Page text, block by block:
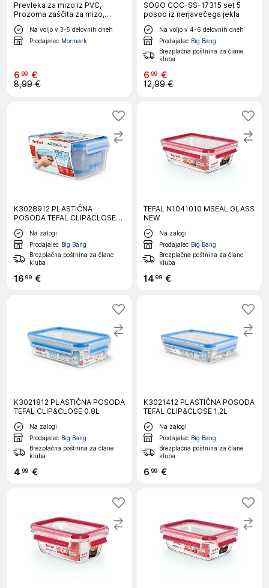
Prevleka za mizo iz PVC,
Prozorna zaščita za mizo,
Namizni prt, Namizna folija
(90x160 cm) | DURACOVER
Na voljo v 3-5 delovnih dneh
Prodajalec Mormark
6 99 €
8,99 €
SOGO COC-SS-17315 set 5
posod iz nerjavečega jekla
Na voljo v 4-6 delovnih dneh
Prodajalec Big Bang
Brezplačna poštnina za člane
kluba
6 99 €
12,99 €
K3028912 PLASTIČNA
POSODA TEFAL CLIP&CLOSE
3del set
Na zalogi
Prodajalec Big Bang
Brezplačna poštnina za člane
kluba
1699 €
TEFAL N1041010 MSEAL GLASS
NEW
Na zalogi
Prodajalec Big Bang
Brezplačna poštnina za člane
kluba
1499 €
K3021812 PLASTIČNA POSODA
TEFAL CLIP&CLOSE 0.8L
Na zalogi
Prodajalec Big Bang
Brezplačna poštnina za člane
kluba
4 99 €
K3021412 PLASTIČNA POSODA
TEFAL CLIP&CLOSE 1.2L
Na zalogi
Prodajalec Big Bang
Brezplačna poštnina za člane
kluba
6 99 €